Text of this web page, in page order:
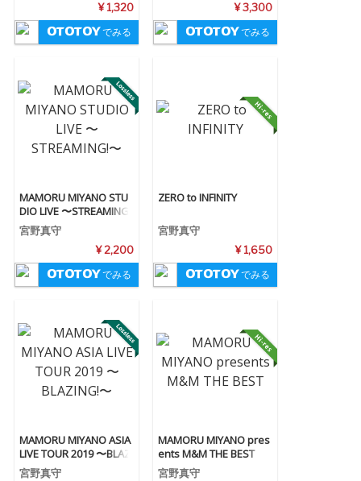
¥ 1,320
でみる
¥ 3,300
でみる
MAMORU MIYANO STU
DIO LIVE 〜STREAMING!
〜
宮野真守
¥ 2,200
でみる
ZERO to INFINITY
宮野真守
¥ 1,650
でみる
MAMORU MIYANO ASIA
LIVE TOUR 2019 〜BLAZI
NG!〜
宮野真守
MAMORU MIYANO pres
ents M&M THE BEST
宮野真守